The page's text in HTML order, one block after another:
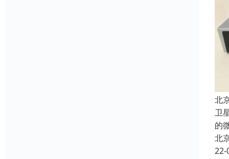
北
卫
的
北
22-